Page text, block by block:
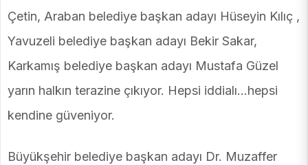
Çetin, Araban belediye başkan adayı Hüseyin Kılıç ,
Yavuzeli belediye başkan adayı Bekir Sakar,
Karkamış belediye başkan adayı Mustafa Güzel
yarın halkın terazine çıkıyor. Hepsi iddialı…hepsi
kendine güveniyor.
Büyükşehir belediye başkan adayı Dr. Muzaffer